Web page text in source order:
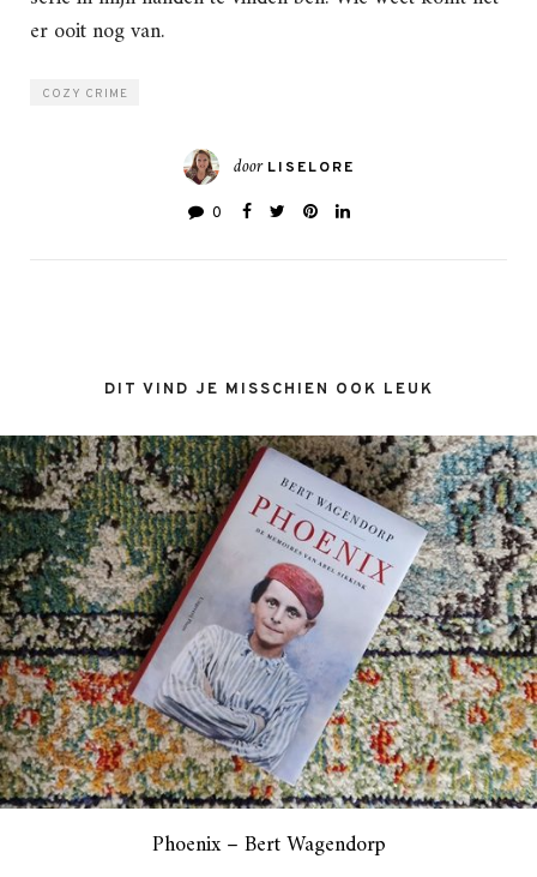
er ooit nog van.
COZY CRIME
door LISELORE
0
DIT VIND JE MISSCHIEN OOK LEUK
Phoenix – Bert Wagendorp